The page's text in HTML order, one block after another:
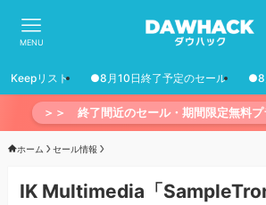
MENU
Keepリスト ●8月10日終了予定のセール ●8
＞＞ 終了間近のセール・期間限定無料
ホーム セール情報
IK Multimedia「